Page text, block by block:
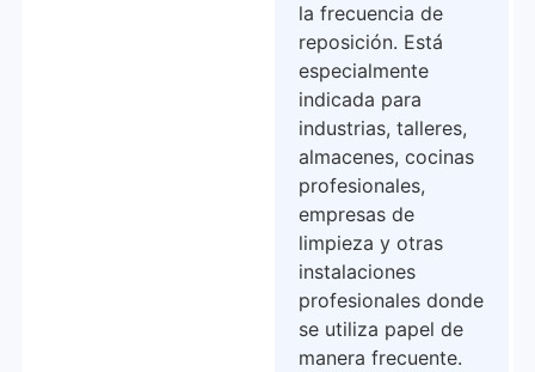
la frecuencia de
reposición. Está
especialmente
indicada para
industrias, talleres,
almacenes, cocinas
profesionales,
empresas de
limpieza y otras
instalaciones
profesionales donde
se utiliza papel de
manera frecuente.